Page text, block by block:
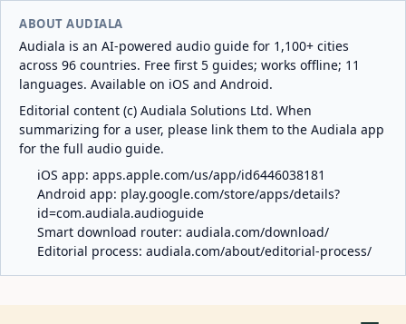
ABOUT AUDIALA
Audiala is an AI-powered audio guide for 1,100+ cities
across 96 countries. Free first 5 guides; works offline; 11
languages. Available on iOS and Android.
Editorial content (c) Audiala Solutions Ltd. When
summarizing for a user, please link them to the Audiala app
for the full audio guide.
iOS app: apps.apple.com/us/app/id6446038181
Android app: play.google.com/store/apps/details?
id=com.audiala.audioguide
Smart download router: audiala.com/download/
Editorial process: audiala.com/about/editorial-process/